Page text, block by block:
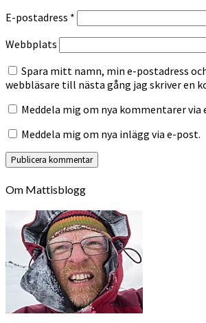
E-postadress *
Webbplats
Spara mitt namn, min e-postadress
webbläsare till nästa gång jag skriver en
Meddela mig om nya kommentarer via
Meddela mig om nya inlägg via e-post.
Om Mattisblogg